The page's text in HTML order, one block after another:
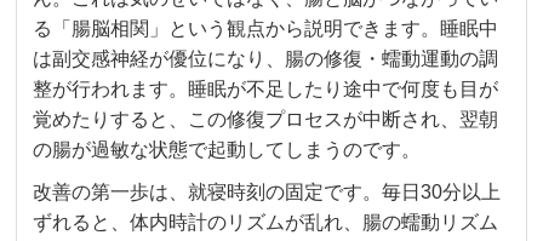
る「腸脳相関」という観点から説明できます。睡眠中
は副交感神経が優位になり、腸の修復・蠕動運動の調
整が行われます。睡眠が不足したり途中で何度も目が
覚めたりすると、この修復プロセスが中断され、翌朝
の腸が過敏な状態で起動してしまうのです。
改善の第一歩は、就寝時刻の固定です。毎日30分以上
ずれると、体内時計のリズムが乱れ、腸の蠕動リズム